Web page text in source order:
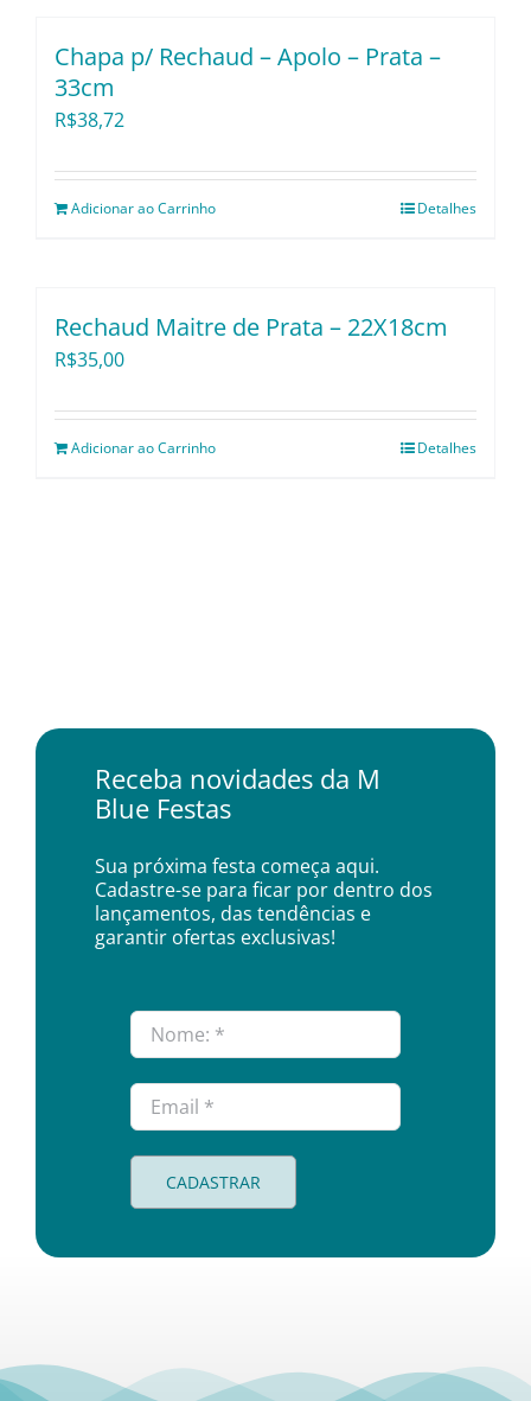
Chapa p/ Rechaud – Apolo – Prata –
33cm
R$38,72
Adicionar ao Carrinho Detalhes
Rechaud Maitre de Prata – 22X18cm
R$35,00
Adicionar ao Carrinho Detalhes
Receba novidades da M
Blue Festas
Sua próxima festa começa aqui.
Cadastre-se para ficar por dentro dos
lançamentos, das tendências e
garantir ofertas exclusivas!
CADASTRAR